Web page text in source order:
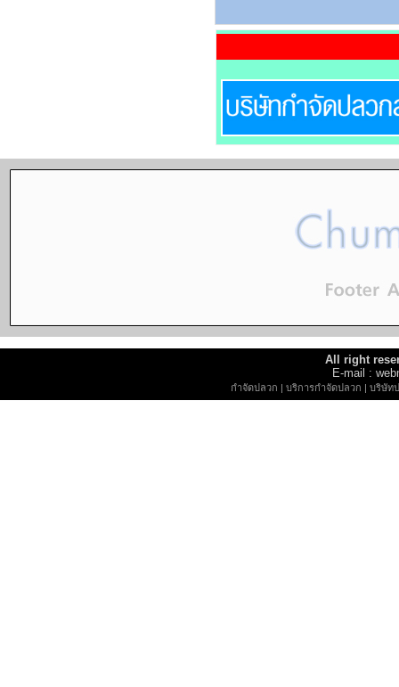
All right
E-mail :
กำจัดปลวก | บริการกำจัดปลวก | บริษัท